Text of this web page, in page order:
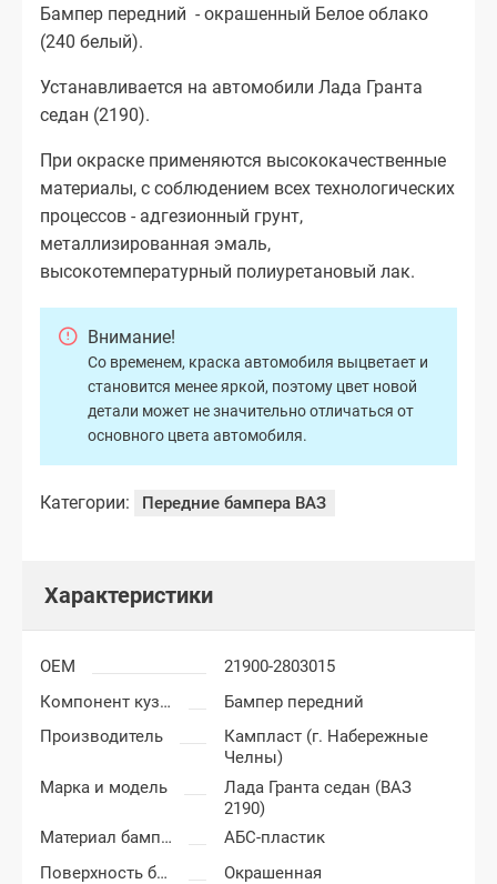
Бампер передний - окрашенный Белое облако
(240 белый).
Устанавливается на автомобили Лада Гранта
седан (2190).
При окраске применяются высококачественные
материалы, с соблюдением всех технологических
процессов - адгезионный грунт,
металлизированная эмаль,
высокотемпературный полиуретановый лак.
Внимание!
Со временем, краска автомобиля выцветает и
становится менее яркой, поэтому цвет новой
детали может не значительно отличаться от
основного цвета автомобиля.
Категории: Передние бампера ВАЗ
Характеристики
OEM
21900-2803015
Компонент кузова
Бампер передний
Производитель
Кампласт (г. Набережные
Челны)
Марка и модель
Лада Гранта седан (ВАЗ
2190)
Материал бампера
АБС-пластик
Поверхность бампера
Окрашенная